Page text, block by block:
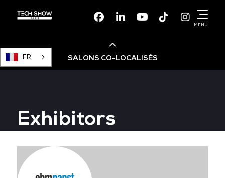
FacebookLinkedinYoutubeTikTok
MENU
FR SALONS CO-LOCALISÉS
Devops Live
Cloud & Cyber Security
Exhibitors